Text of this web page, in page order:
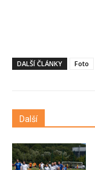
DALŠÍ ČLÁNKY Foto
Další